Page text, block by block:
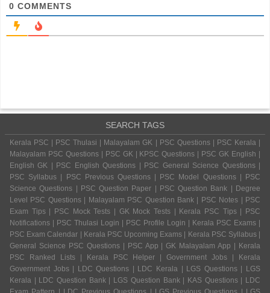
0 COMMENTS
SEARCH TAGS
Kerala PSC | PSC Thulasi | Malayalam GK | PSC Questions | PSC Kerala |
Malayalam PSC Questions | PSC GK | KPSC Questions | PSC GK English |
English GK | PSC English Questions | PSC General Science Questions |
PSC Syllabus | PSC Previous Questions | PSC Model Questions | PSC
Science Questions | PSC Question Paper | PSC Question Bank | Degree
Level PSC Questions | Malayalam PSC Question Bank | PSC Notes | PSC
Exam Tips | PSC Mock Tests | GK Mock Tests | Kerala PSC Tips | PSC
Notifications | PSC Thulasi Login | PSC Profile Login | Kerala PSC Exams |
PSC Exam Calendar | Kerala PSC Upcoming Exams | Kerala PSC Syllabus |
General Science PSC Questions | PSC App | GK Malayalam App | Kerala
PSC Ranked Lists | Kerala PSC Helper | Government Jobs | Kerala
Government Jobs | LDC Questions | LDC Kerala | LGS Questions | LGS
Kerala | LDC Question Bank | LGS Question Bank | KAS Questions | LDC